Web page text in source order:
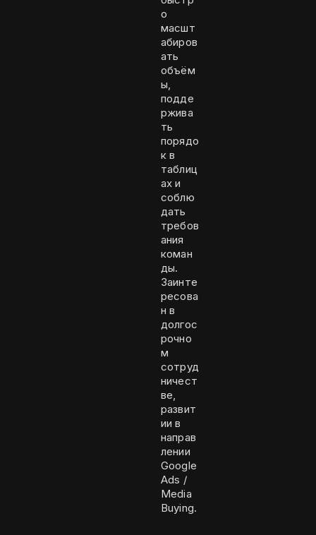
о
масшт
абиров
ать
объём
ы,
подде
ржива
ть
порядо
к в
таблиц
ах и
соблю
дать
требов
ания
коман
ды.
Заинте
ресова
н в
долгос
рочно
м
сотруд
ничест
ве,
развит
ии в
направ
лении
Google
Ads /
Media
Buying.